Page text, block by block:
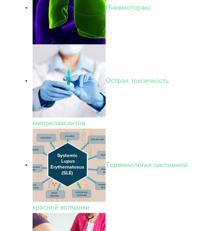
Пневмоторакс
Острая токсичность
миорелаксантов
Терминология системной
красной волчанки